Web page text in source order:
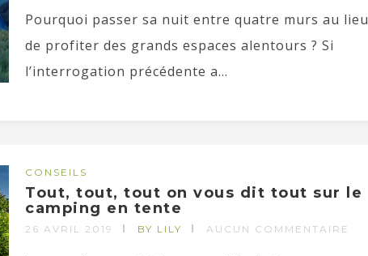
Pourquoi passer sa nuit entre quatre murs au lieu
de profiter des grands espaces alentours ? Si
l’interrogation précédente a...
CONSEILS
Tout, tout, tout on vous dit tout sur le
camping en tente
26 AVRIL 2019 BY LILY AUCUN COMMENTAIRE